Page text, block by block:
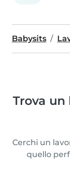
Babysits
Trova
Cerchi un
quello